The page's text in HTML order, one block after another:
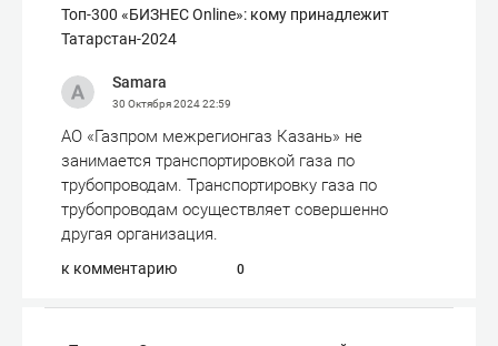
Топ-300 «БИЗНЕС Online»: кому принадлежит
Татарстан-2024
Samara
30 Октября 202422:59
АО «Газпром межрегионгаз Казань» не
занимается транспортировкой газа по
трубопроводам. Транспортировку газа по
трубопроводам осуществляет совершенно
другая организация.
к комментарию 0